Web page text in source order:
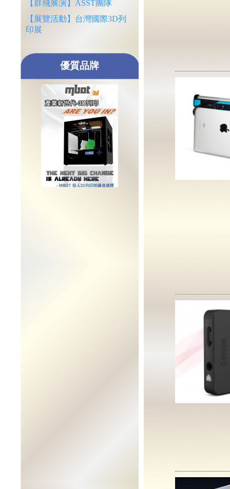
【群飛展演】ASST團隊
【展覽活動】台灣國際3D列
印展
優質品牌